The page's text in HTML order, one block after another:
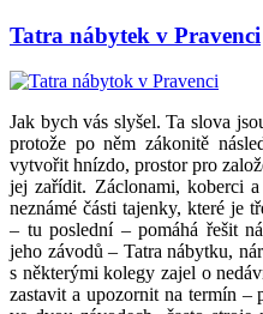
Tatra nábytek v Pravenci
Jak bych vás slyšel. Ta slova
protože po něm zákonitě
vytvořit hnízdo, prostor pro
jej zařídit. Záclonami, koberci
neznámé části tajenky, které je
– tu poslední – pomáhá řešit
jeho závodů – Tatra nábytku,
s některými kolegy zajel o
zastavit a upozornit na termín –